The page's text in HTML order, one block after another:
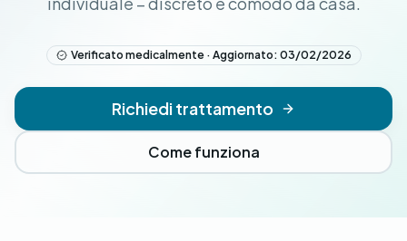
Verificato medicalmente · Aggiornato: 03/02/2026
Richiedi trattamento
Come funziona